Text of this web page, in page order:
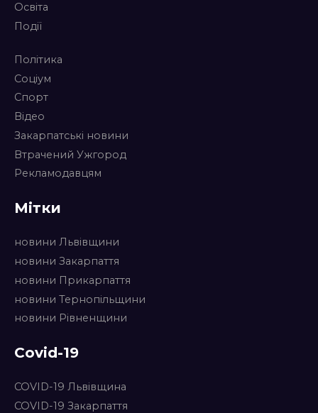
Освіта
Події
Політика
Соціум
Спорт
Відео
Закарпатські новини
Втрачений Ужгород
Рекламодавцям
Мітки
новини Львівщини
новини Закарпаття
новини Прикарпаття
новини Тернопільщини
новини Рівненщини
Covid-19
COVID-19 Львівщина
COVID-19 Закарпаття